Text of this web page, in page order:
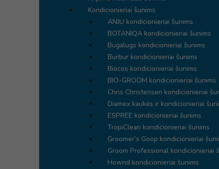
Kondicionieriai šunims
ANJU kondicionieriai šunims
BOTANIQA kondicionieriai šunims
Bugalugs kondicionieriai šunims
Burbur kondicionieriai šunims
Biocos kondicionieriai šunims
BIO-GROOM kondicionieriai šunims
Chris Christensen kondicionieriai
Diamex kaukės ir kondicionieriai
ESPREE kondicionieriai šunims
TropiClean kondicionieriai šunims
Groomer’s Goop kondicionieriai
Groom Professional kondicionieriai
Hownd kondicionieriai šunims